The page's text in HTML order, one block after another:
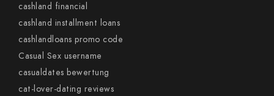
cashland financial
cashland installment loans
cashlandloans promo code
Casual Sex username
casualdates bewertung
cat-lover-dating reviews